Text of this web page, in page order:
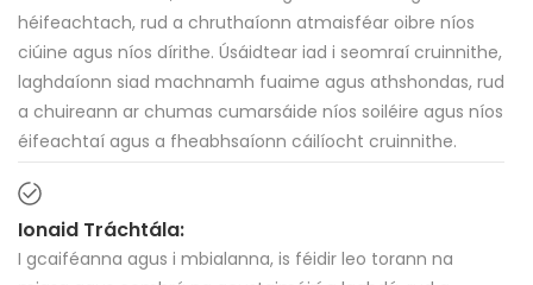
héifeachtach, rud a chruthaíonn atmaisféar oibre níos
ciúine agus níos dírithe. Úsáidtear iad i seomraí cruinnithe,
laghdaíonn siad machnamh fuaime agus athshondas, rud
a chuireann ar chumas cumarsáide níos soiléire agus níos
éifeachtaí agus a fheabhsaíonn cáilíocht cruinnithe.
Ionaid Tráchtála:
I gcaiféanna agus i mbialanna, is féidir leo torann na